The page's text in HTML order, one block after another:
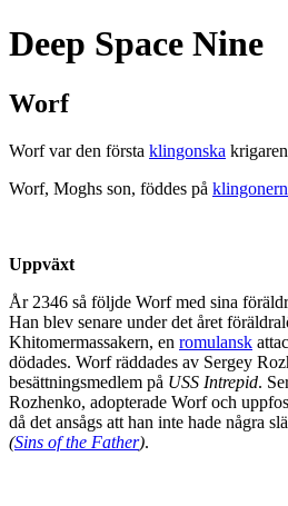
Deep Space Nine
Worf
Worf var den första klingonska
Worf, Moghs son, föddes på
Uppväxt
År 2346 så följde Worf med sina
Han blev senare under det året
Khitomermassakern, en romulansk
dödades. Worf räddades av Sergey
besättningsmedlem på USS Intrepid.
Rozhenko, adopterade Worf och
då det ansågs att han inte hade några
(Sins of the Father).